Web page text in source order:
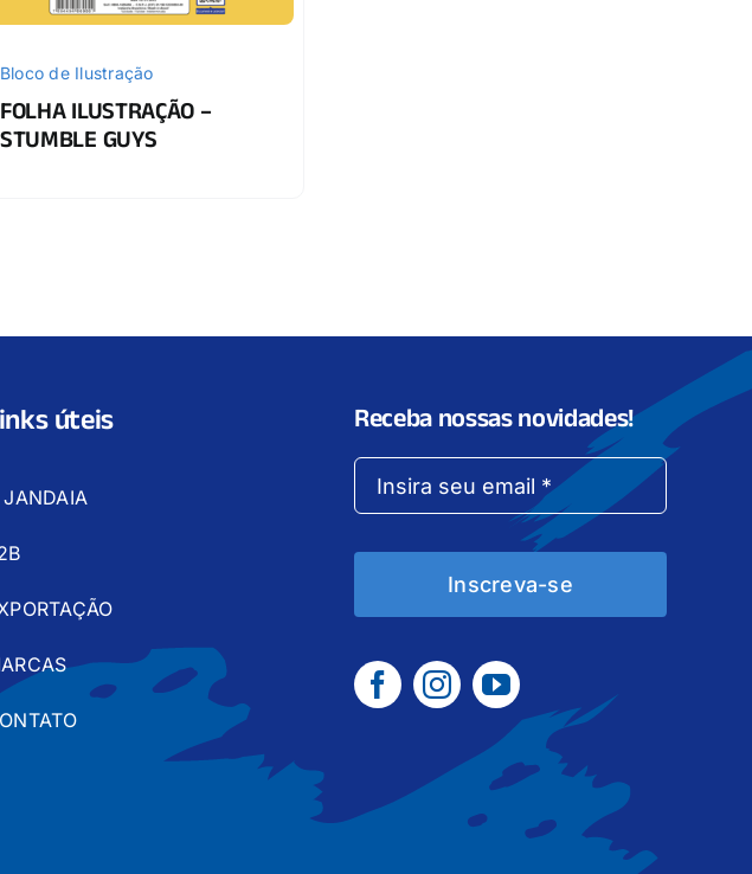
Bloco de Ilustração
FOLHA ILUSTRAÇÃO –
STUMBLE GUYS
úteis Receba nossas novidades!
Inscreva-se